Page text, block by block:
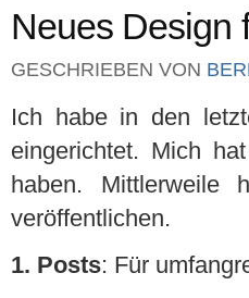
Neues Design
GESCHRIEBEN VON
Ich habe in den
eingerichtet. Mich
haben.
veröffentlichen.
1. Posts: Für